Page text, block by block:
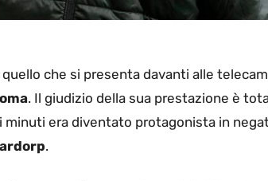
che si presenta davanti alle
. Il giudizio della sua prestazione è
minuti era diventato protagonista in
.